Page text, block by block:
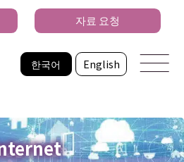
한국어 English
자료 요청